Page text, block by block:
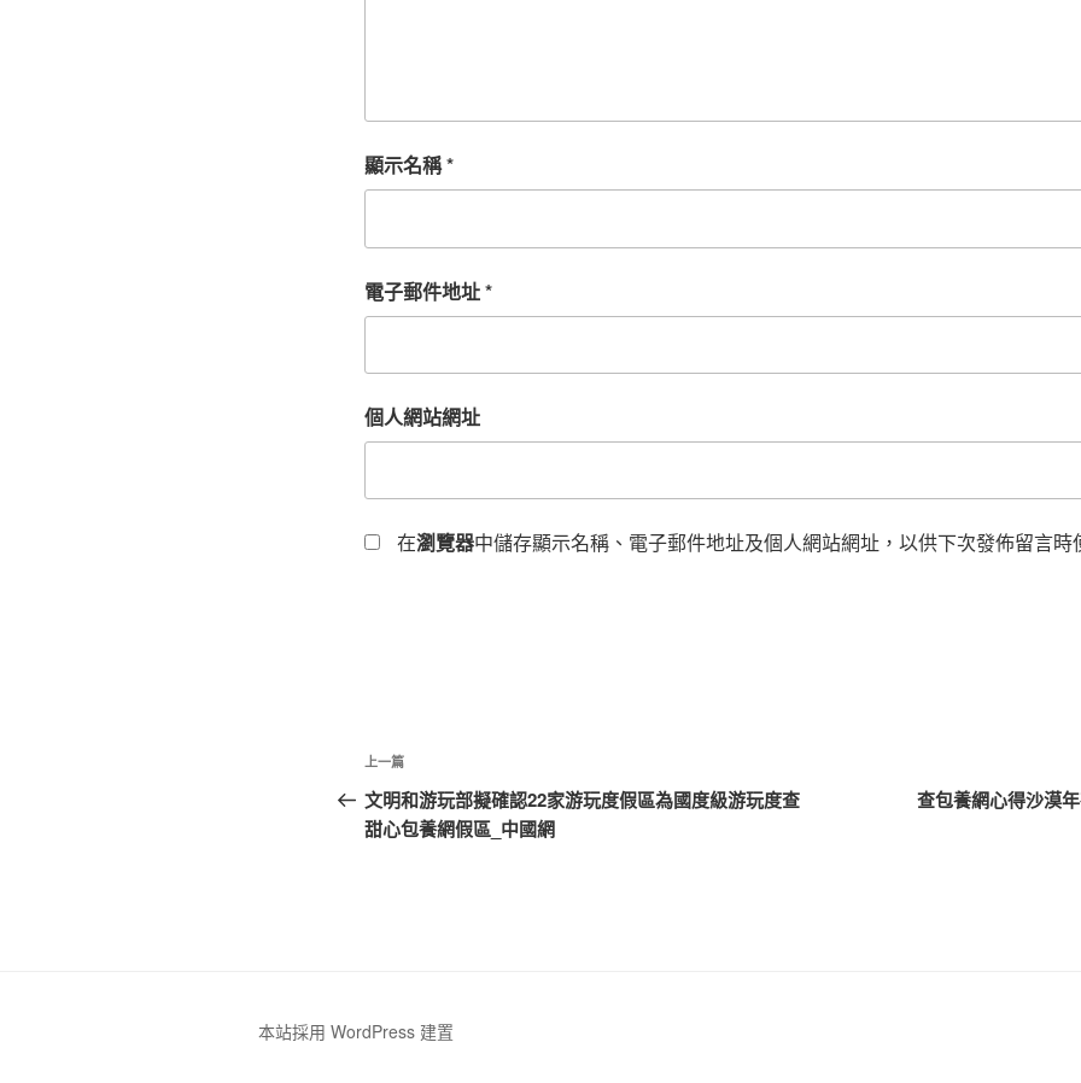
顯示名稱*
電子郵件地址*
個人網站網址
在瀏覽器中儲存顯示名稱、電子郵件地址及個人網站網址，以供下次發佈留言時
文
章
導
上
一
篇
上一篇
文明和游玩部擬確認22家游玩度假區為國度級游玩度查
甜心包養網假區_中國網
查包養網心得沙漠
本站採用 WordPress 建置